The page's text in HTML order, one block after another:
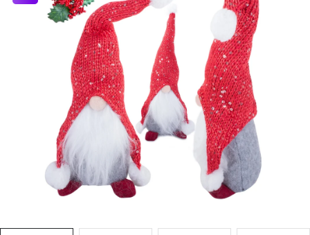
Domácnost
Dětská hřiště
Autodoplňky
Vánoce